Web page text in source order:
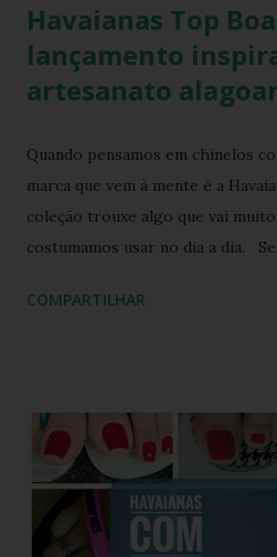
Havaianas Top
lançamento
artesanato
Quando pensamos em chinelos
marca que vem à mente é a
coleção trouxe algo que vai
costumamos usar no dia a dia. Se
riqueza cultural do Nordeste
verdadeira declaração de estilo e
carregar na sola dos seus pés
transmitida de geração em
alagoano? O grande segredo
COMPARTILHAR